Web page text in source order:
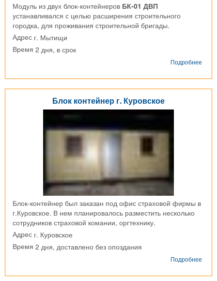
Модуль из двух блок-контейнеров БК-01 ДВП
устанавливался с целью расширения строительного
городка, для проживания строительной бригады.
Адрес г. Мытищи
Время 2 дня, в срок
Подробнее
из
Блок контейнер г. Куровское
Блок-контейнер был заказан под офис страховой фирмы в
г.Куровское. В нем планировалось разместить несколько
сотрудников страховой комании, оргтехнику.
Адрес г. Куровское
Время 2 дня, доставлено без опоздания
Подробнее